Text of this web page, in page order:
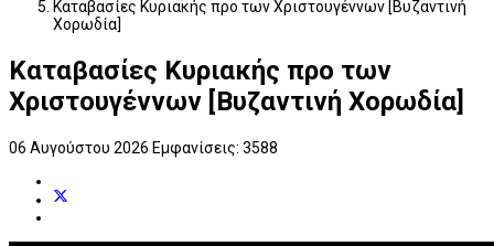
Καταβασίες Κυριακής προ των Χριστουγέννων [Βυζαντινή
Χορωδία]
Καταβασίες Κυριακής προ των
Χριστουγέννων [Βυζαντινή Χορωδία]
06 Αυγούστου 2026 Εμφανίσεις: 3588